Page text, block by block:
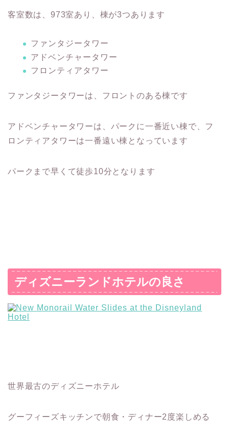
客室数は、973室あり、棟が3つあります
ファンタジータワー
アドベンチャータワー
フロンティアタワー
ファンタジータワーは、フロントのある棟です
アドベンチャータワーは、パークに一番近い棟で、フ
ロンティアタワーは一番遠い棟となっています
パークまで早くて徒歩10分となります
ディズニーランドホテルの良さ
世界最古のディズニーホテル
グーフィーズキッチンで朝食・ディナー2度楽しめる